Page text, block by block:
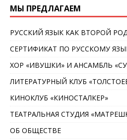
МЫ ПРЕДЛАГАЕМ
РУССКИЙ ЯЗЫК КАК ВТОРОЙ
СЕРТИФИКАТ ПО РУССКОМУ
ХОР «ИВУШКИ» И АНСАМБЛЬ
ЛИТЕРАТУРНЫЙ КЛУБ
КИНОКЛУБ «КИНОСТАЛКЕР»
ТЕАТРАЛЬНАЯ СТУДИЯ
ОБ ОБЩЕСТВЕ